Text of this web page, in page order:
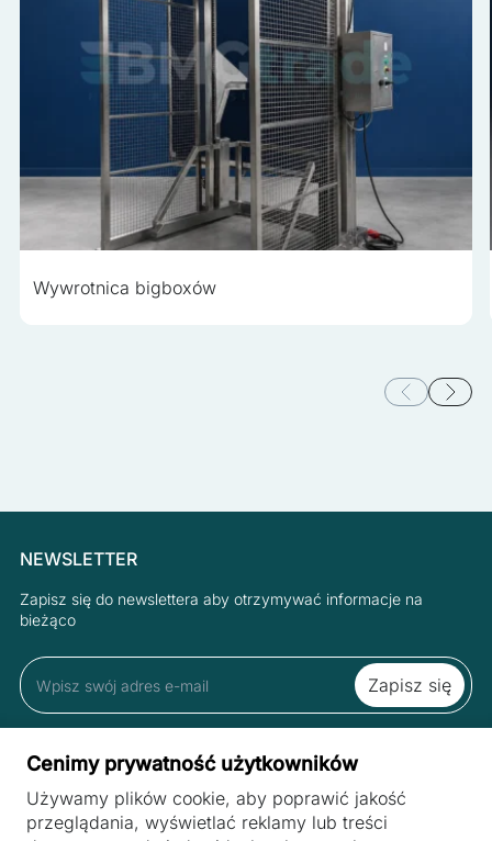
Wywrotnica bigboxów
NEWSLETTER
Zapisz się do newslettera aby otrzymywać informacje na
bieżąco
Prywatności.
Cenimy prywatność użytkowników
Używamy plików cookie, aby poprawić jakość
przeglądania, wyświetlać reklamy lub treści